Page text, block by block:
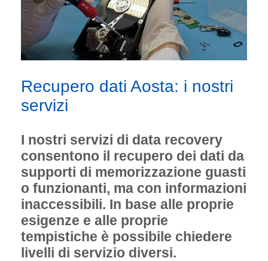
Recupero dati Aosta: i nostri
servizi
I nostri servizi di data recovery
consentono il recupero dei dati da
supporti di memorizzazione guasti
o funzionanti, ma con informazioni
inaccessibili. In base alle proprie
esigenze e alle proprie
tempistiche è possibile chiedere
livelli di servizio diversi.